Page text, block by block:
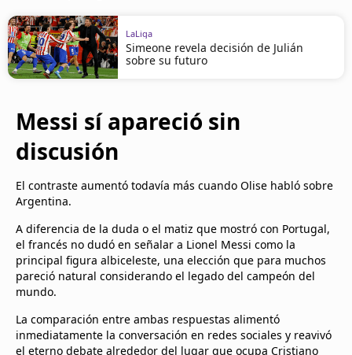
LaLiga
Simeone revela decisión de Julián
sobre su futuro
Messi sí apareció sin
discusión
El contraste aumentó todavía más cuando Olise habló sobre
Argentina.
A diferencia de la duda o el matiz que mostró con Portugal,
el francés no dudó en señalar a Lionel Messi como la
principal figura albiceleste, una elección que para muchos
pareció natural considerando el legado del campeón del
mundo.
La comparación entre ambas respuestas alimentó
inmediatamente la conversación en redes sociales y reavivó
el eterno debate alrededor del lugar que ocupa Cristiano